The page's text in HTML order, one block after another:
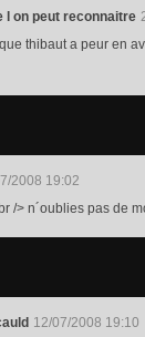
l on peut reconnaitre
thibaut a peur en
2008 19:02
/> n´oublies pas de
12/07/2008 19:10